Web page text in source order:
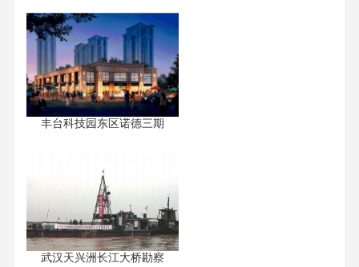
丰台科技园东区诺德三期
武汉天兴洲长江大桥勘察